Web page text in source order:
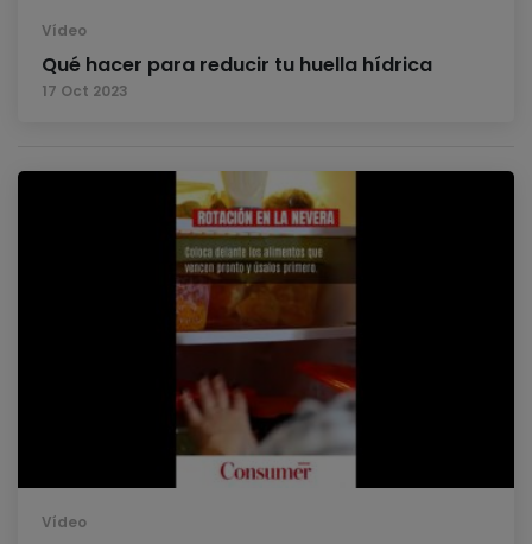
Vídeo
Qué hacer para reducir tu huella hídrica
17 Oct 2023
Vídeo